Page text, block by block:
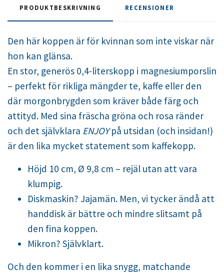
PRODUKTBESKRIVNING RECENSIONER
Den här koppen är för kvinnan som inte viskar när
hon kan glänsa.
En stor, generös 0,4-literskopp i magnesiumporslin
– perfekt för rikliga mängder te, kaffe eller den
där morgonbrygden som kräver både färg och
attityd. Med sina fräscha gröna och rosa ränder
och det självklara ENJOYpå utsidan (och insidan!)
är den lika mycket statement som kaffekopp.
Höjd 10 cm, Ø 9,8 cm – rejäl utan att vara
klumpig.
Diskmaskin? Jajamän. Men, vi tycker ändå att
handdisk är bättre och mindre slitsamt på
den fina koppen.
Mikron? Självklart.
Och den kommer i en lika snygg, matchande